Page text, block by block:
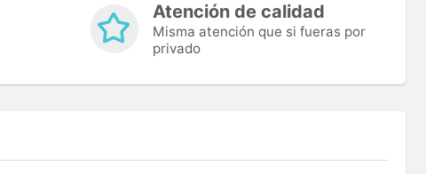
Atención de calidad
Misma atención que si fueras por
privado